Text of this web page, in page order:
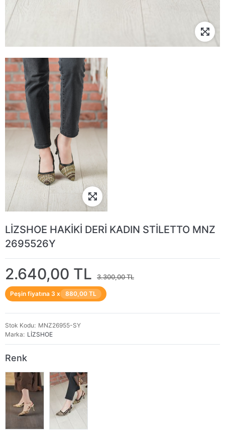
LİZSHOE HAKİKİ DERİ KADIN STİLETTO MNZ
2695526Y
2.640,00 TL 3.300,00 TL
Peşin fiyatına 3 x 880,00 TL
Stok Kodu
MNZ26955-SY
Marka
LİZSHOE
Renk